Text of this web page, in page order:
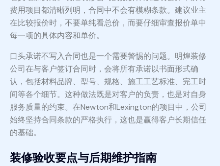
费用项目都清晰列明，合同中不会有模糊条款。建议业主
在比较报价时，不要单纯看总价，而要仔细审查报价单中
每一项的具体内容和单价。
口头承诺不写入合同也是一个需要警惕的问题。明煌装修
公司在与客户签订合同时，会将所有承诺以书面形式确
认，包括材料品牌、型号、规格、施工工艺标准、完工时
间等各个细节。这种做法既是对客户的负责，也是对自身
服务质量的约束。在Newton和Lexington的项目中，公司
始终坚持合同条款的严格执行，这也是赢得客户长期信任
的基础。
装修验收要点与后期维护指南